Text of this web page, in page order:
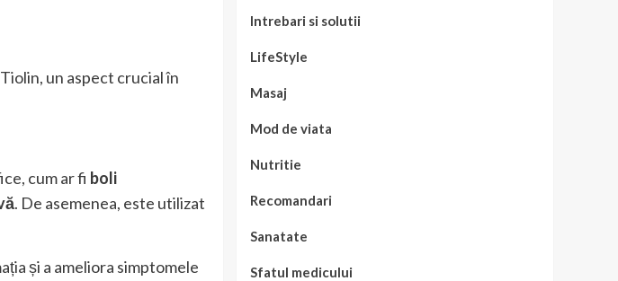
un aspect crucial în
cum ar fi boli
. De asemenea, este utilizat
și a ameliora simptomele
Intrebari si solutii
LifeStyle
Masaj
Mod de viata
Nutritie
Recomandari
Sanatate
Sfatul medicului